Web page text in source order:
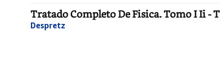
Tratado Completo De Fisica. Tomo I Ii -
Despretz